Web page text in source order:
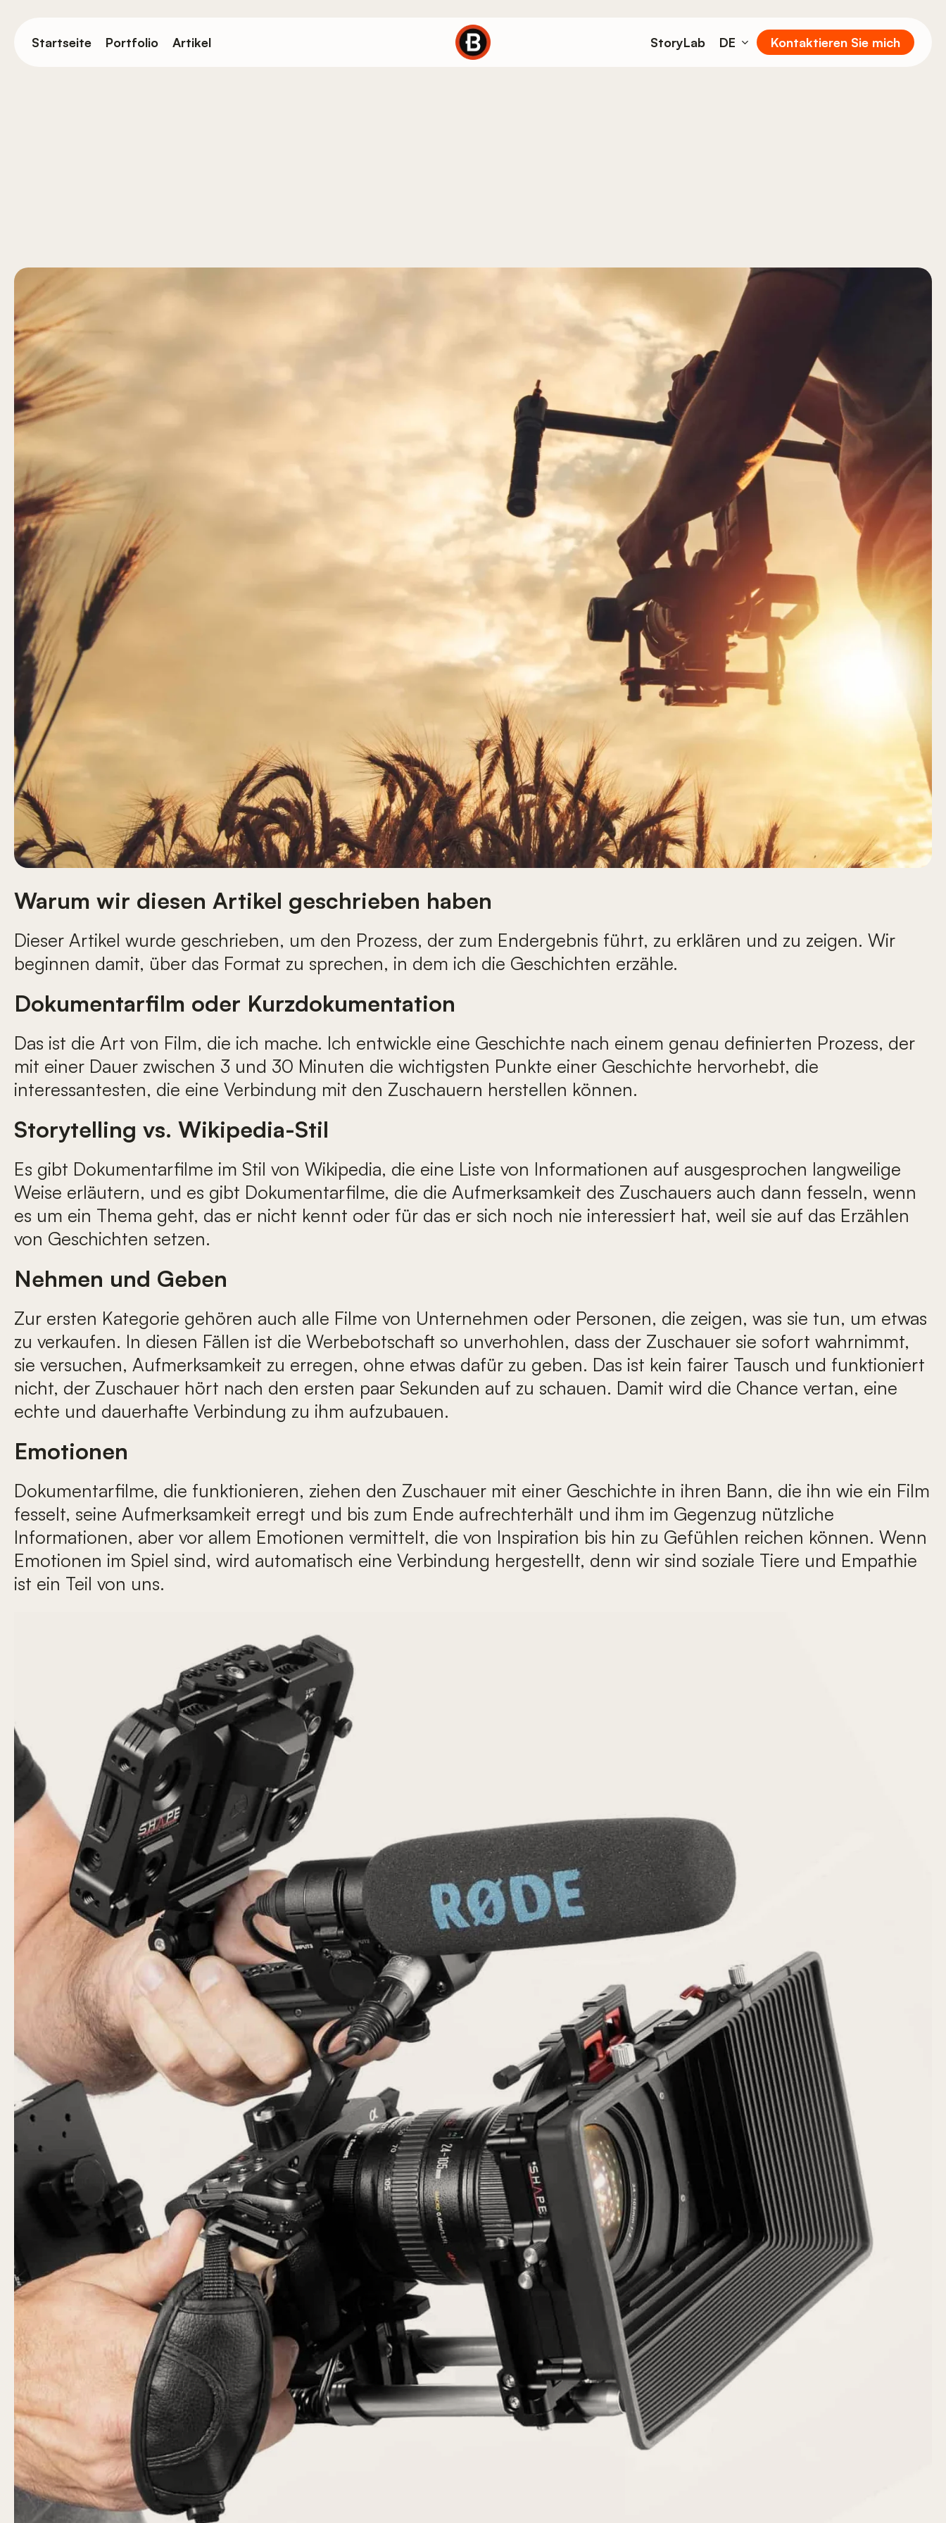
zumStartseite Portfolio Artikel StoryLab DE Kontaktieren Sie mich
Warum wir diesen Artikel geschrieben haben
Dieser Artikel wurde geschrieben, um den Prozess, der zum Endergebnis führt, zu erklären und zu zeigen. Wir
beginnen damit, über das Format zu sprechen, in dem ich die Geschichten erzähle.
Dokumentarfilm oder Kurzdokumentation
Das ist die Art von Film, die ich mache. Ich entwickle eine Geschichte nach einem genau definierten Prozess, der
mit einer Dauer zwischen 3 und 30 Minuten die wichtigsten Punkte einer Geschichte hervorhebt, die
interessantesten, die eine Verbindung mit den Zuschauern herstellen können.
Storytelling vs. Wikipedia-Stil
Es gibt Dokumentarfilme im Stil von Wikipedia, die eine Liste von Informationen auf ausgesprochen langweilige
Weise erläutern, und es gibt Dokumentarfilme, die die Aufmerksamkeit des Zuschauers auch dann fesseln, wenn
es um ein Thema geht, das er nicht kennt oder für das er sich noch nie interessiert hat, weil sie auf das Erzählen
von Geschichten setzen.
Nehmen und Geben
Zur ersten Kategorie gehören auch alle Filme von Unternehmen oder Personen, die zeigen, was sie tun, um etwas
zu verkaufen. In diesen Fällen ist die Werbebotschaft so unverhohlen, dass der Zuschauer sie sofort wahrnimmt,
sie versuchen, Aufmerksamkeit zu erregen, ohne etwas dafür zu geben. Das ist kein fairer Tausch und funktioniert
nicht, der Zuschauer hört nach den ersten paar Sekunden auf zu schauen. Damit wird die Chance vertan, eine
echte und dauerhafte Verbindung zu ihm aufzubauen.
Emotionen
Dokumentarfilme, die funktionieren, ziehen den Zuschauer mit einer Geschichte in ihren Bann, die ihn wie ein Film
fesselt, seine Aufmerksamkeit erregt und bis zum Ende aufrechterhält und ihm im Gegenzug nützliche
Informationen, aber vor allem Emotionen vermittelt, die von Inspiration bis hin zu Gefühlen reichen können. Wenn
Emotionen im Spiel sind, wird automatisch eine Verbindung hergestellt, denn wir sind soziale Tiere und Empathie
ist ein Teil von uns.